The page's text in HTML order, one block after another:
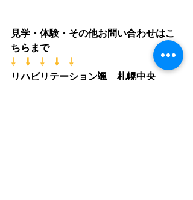
見学・体験・その他お問い合わせはこ
ちらまで
⇩　⇩　⇩　⇩　⇩
リハビリテーション颯　札幌中央